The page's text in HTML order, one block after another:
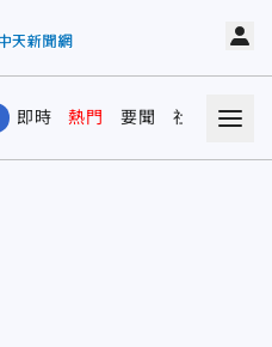
即時 熱門 要聞 社會 娛樂